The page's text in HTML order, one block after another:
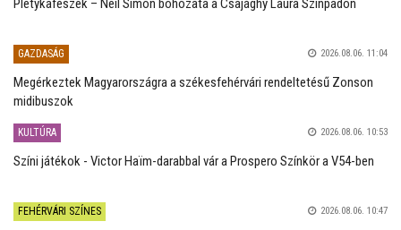
GAZDASÁG 2026.08.06. 11:04
Megérkeztek Magyarországra a székesfehérvári rendeltetésű Zonson
midibuszok
KULTÚRA 2026.08.06. 10:53
Színi játékok - Victor Haïm-darabbal vár a Prospero Színkör a V54-ben
FEHÉRVÁRI SZÍNES 2026.08.06. 10:47